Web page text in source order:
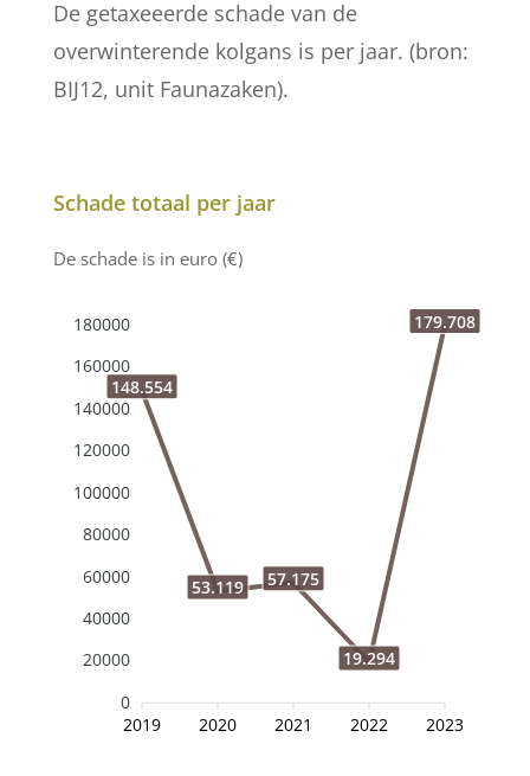
De getaxeeerde schade van de
overwinterende kolgans is per jaar. (bron:
BIJ12, unit Faunazaken).
Schade totaal per jaar
De schade is in euro (€)
180000
160000
140000
120000
100000
80000
60000
40000
20000
0
148.554
53.119 57.175
19.294
179.708
2019 2020 2021 2022 2023